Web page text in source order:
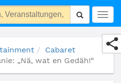
wat en Gedäh!“
Cabaret
„Nä, wat en Gedäh!“